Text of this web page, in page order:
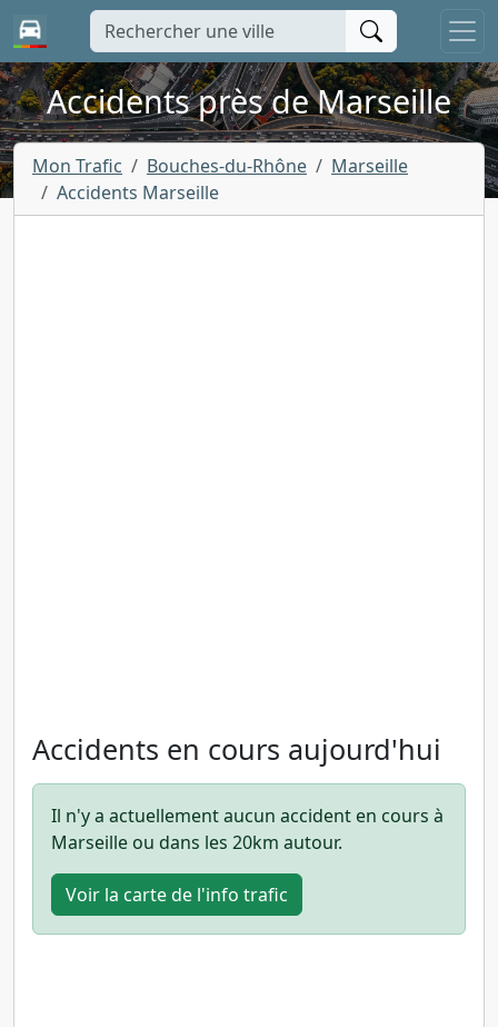
Accidents près de Marseille
Mon Trafic Bouches-du-Rhône
Marseille
Accidents Marseille
Accidents en cours aujourd'hui
Il n'y a actuellement aucun accident en cours à
Marseille ou dans les 20km autour.
Voir la carte de l'info trafic